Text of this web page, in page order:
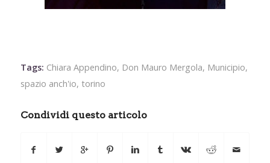
Tags: Chiara Appendino, Don Mauro Mergola, Municipio,
spazio anch'io, torino
Condividi questo articolo